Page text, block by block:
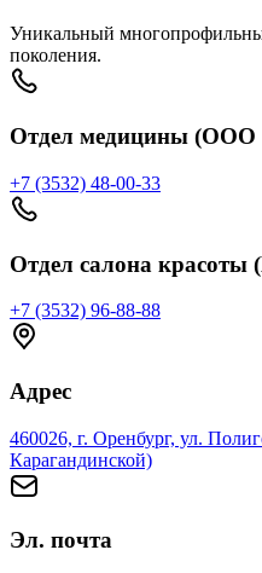
Уникальный
поколения.
Отдел медицины
+7 (3532) 48-00-33
Отдел салона
+7 (3532) 96-88-88
Адрес
460026, г. Оренбург, ул.
Карагандинской)
Эл. почта